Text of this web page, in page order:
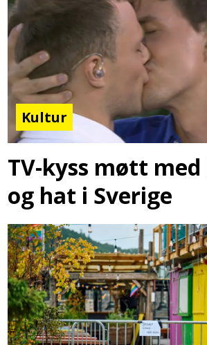
Kultur
TV-kyss møtt
og hat i Sverige